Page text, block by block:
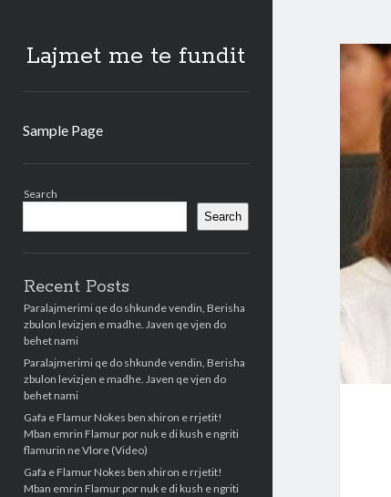
Lajmet me te fundit
Sample Page
Search
Search
Recent Posts
Paralajmerimi qe do shkunde vendin, Berisha
zbulon levizjen e madhe. Javen qe vjen do
behet nami
Paralajmerimi qe do shkunde vendin, Berisha
zbulon levizjen e madhe. Javen qe vjen do
behet nami
Gafa e Flamur Nokes ben xhiron e rrjetit!
Mban emrin Flamur por nuk e di kush e ngriti
flamurin ne Vlore (Video)
Gafa e Flamur Nokes ben xhiron e rrjetit!
Mban emrin Flamur por nuk e di kush e ngriti